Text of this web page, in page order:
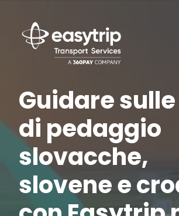
Guidare
di pedaggio
slovacche,
slovene e